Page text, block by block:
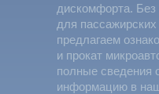
дискомфорта.
для
предлагаем
и прокат
полные сведения
информацию в